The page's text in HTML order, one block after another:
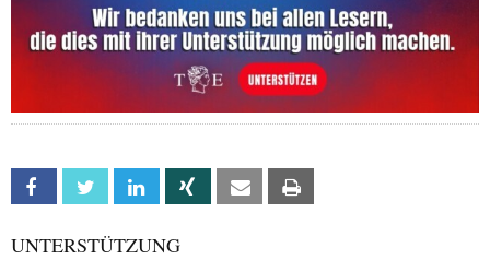
Facebook Twitter Linkedin Xing Email
UNTERSTÜTZUNG